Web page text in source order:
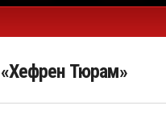
Тюрам»